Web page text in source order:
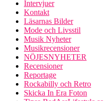
Intervjuer
Kontakt
Läsarnas Bilder
Mode och Livsstil
Musik Nyheter
Musikrecensioner
NÖJESNYHETER
Recensioner
Reportage
Rockabilly och Retro
Skicka In Era Foton